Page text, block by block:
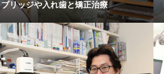
ブリッジや入れ歯と矯正治療